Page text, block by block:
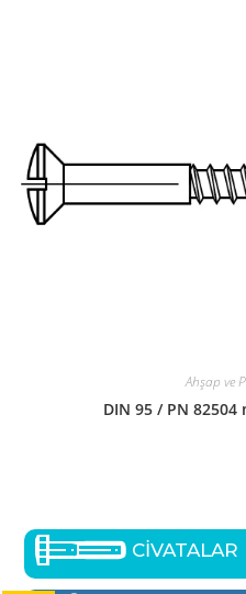
Ahşap ve
DIN 95 / PN
CİVATALAR